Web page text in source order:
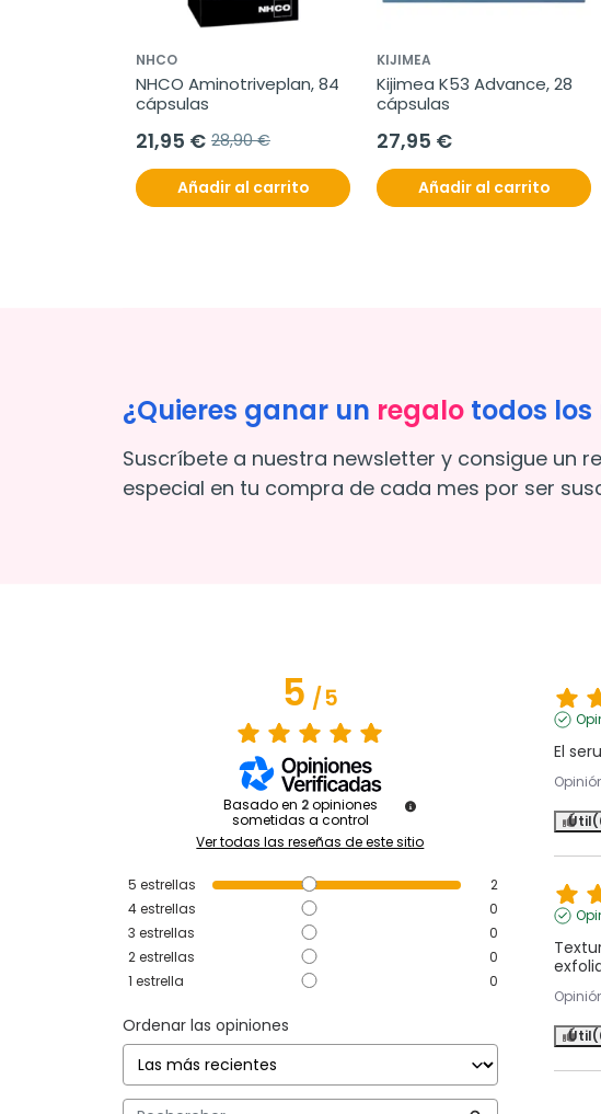
NHCO
NHCO Aminotriveplan, 84
cápsulas
21,95 € 28,90 €
Añadir al carrito
KIJIMEA
Kijimea K53 Advance, 28
cápsulas
27,95 €
Añadir al carrito
¿Quieres ganar un regalo todos los
Suscríbete a nuestra newsletter y consigue un
especial en tu compra de cada mes por ser
5/5
Basado en 2opiniones
sometidas a control
Ver todas las reseñas de este sitio
5 estrellas
2
4estrellas
0
3 estrellas
0
2estrellas
0
1 estrella 0
Ordenar las opiniones
El
Útil
Útil